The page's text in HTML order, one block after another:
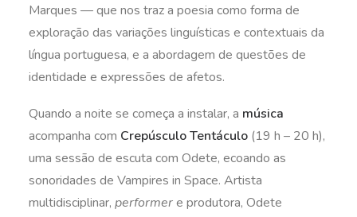
Marques — que nos traz a poesia como forma de
exploração das variações linguísticas e contextuais da
língua portuguesa, e a abordagem de questões de
identidade e expressões de afetos.
Quando a noite se começa a instalar, a música
acompanha com Crepúsculo Tentáculo (19 h – 20 h),
uma sessão de escuta com Odete, ecoando as
sonoridades de Vampires in Space. Artista
multidisciplinar, performere produtora, Odete